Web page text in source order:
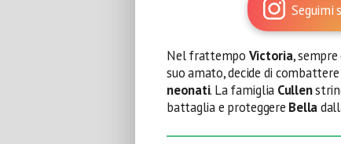
Seguimi
Nel frattempo Victoria,
suo amato, decide di
neonati. La famiglia Cullen
battaglia e proteggere Bella